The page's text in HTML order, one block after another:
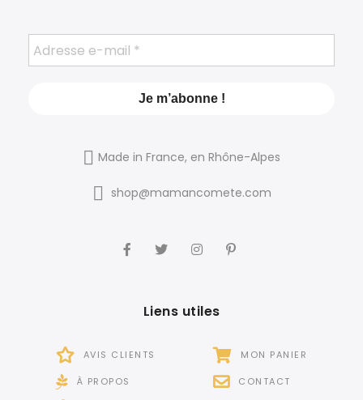
Made in France, en Rhône-Alpes
shop@mamancomete.com
Liens utiles
AVIS CLIENTS
À PROPOS
MON PANIER
CONTACT